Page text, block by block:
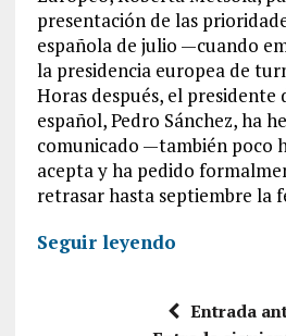
presentación de las
española de julio —cuando
la presidencia europea de
Horas después, el presidente
español, Pedro Sánchez, ha
comunicado —también poco
acepta y ha pedido
retrasar hasta septiembre la
Seguir leyendo
Entrada